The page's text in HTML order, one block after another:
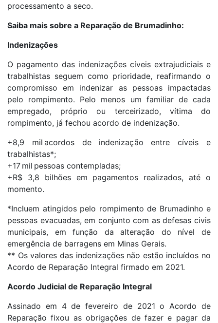
processamento a seco.
Saiba mais sobre a Reparação de Brumadinho:
Indenizações
O pagamento das indenizações cíveis extrajudiciais e
trabalhistas seguem como prioridade, reafirmando o
compromisso em indenizar as pessoas impactadas
pelo rompimento. Pelo menos um familiar de cada
empregado, próprio ou terceirizado, vítima do
rompimento, já fechou acordo de indenização.
+8,9 mil acordos de indenização entre cíveis e
trabalhistas*;
+17 mil pessoas contempladas;
+R$ 3,8 bilhões em pagamentos realizados, até o
momento.
*Incluem atingidos pelo rompimento de Brumadinho e
pessoas evacuadas, em conjunto com as defesas civis
municipais, em função da alteração do nível de
emergência de barragens em Minas Gerais.
** Os valores das indenizações não estão incluídos no
Acordo de Reparação Integral firmado em 2021.
Acordo Judicial de Reparação Integral
Assinado em 4 de fevereiro de 2021 o Acordo de
Reparação fixou as obrigações de fazer e pagar da